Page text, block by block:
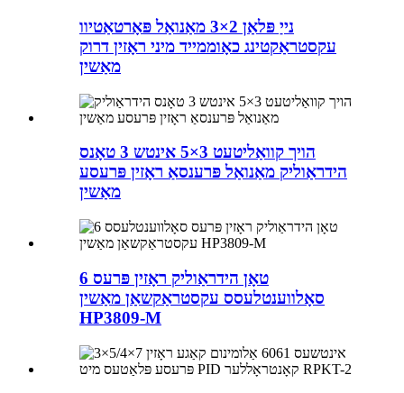
נייַ פּלאַן 2×3 מאַנואַל פּאָרטאַטיוו
עקסטראַקטינג כאָוממייד מיני ראָזין דרוק
מאַשין
הויך קוואַליטעט 3×5 אינטש 3 טאָנס
הידראַוליק מאַנואַל פּרענסאַ ראָזין פּרעסע
מאַשין
6 טאָן הידראַוליק ראָזין פּרעס
סאָלווענטלעסס עקסטראַקשאַן מאַשין
HP3809-M